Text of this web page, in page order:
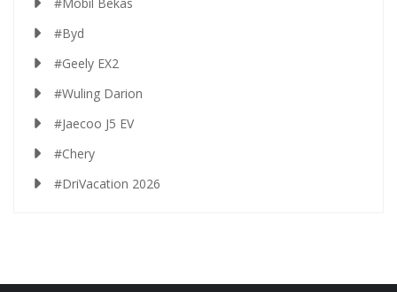
#Byd
#Geely EX2
#Wuling Darion
#Jaecoo J5 EV
#Chery
#DriVacation 2026